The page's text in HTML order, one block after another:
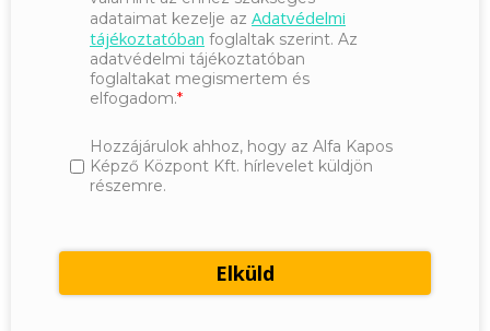
adataimat kezelje az Adatvédelmi
tájékoztatóban foglaltak szerint. Az
adatvédelmi tájékoztatóban
foglaltakat megismertem és
elfogadom.
Hozzájárulok ahhoz, hogy az Alfa Kapos
Képző Központ Kft. hírlevelet küldjön
részemre.